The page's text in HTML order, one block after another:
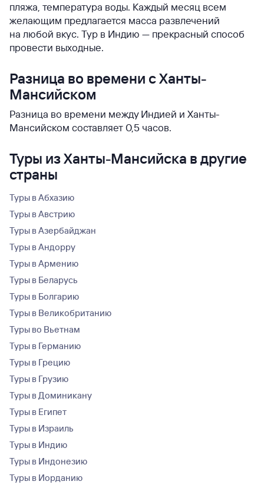
пляжа, температура воды. Каждый месяц всем
желающим предлагается масса развлечений
на любой вкус. Тур в Индию — прекрасный способ
провести выходные.
Разница во времени с Ханты-
Мансийском
Разница во времени между Индией и Ханты-
Мансийском составляет 0,5 часов.
Туры из Ханты-Мансийска в другие
страны
Туры в Абхазию
Туры в Австрию
Туры в Азербайджан
Туры в Андорру
Туры в Армению
Туры в Беларусь
Туры в Болгарию
Туры в Великобританию
Туры во Вьетнам
Туры в Германию
Туры в Грецию
Туры в Грузию
Туры в Доминикану
Туры в Египет
Туры в Израиль
Туры в Индию
Туры в Индонезию
Туры в Иорданию